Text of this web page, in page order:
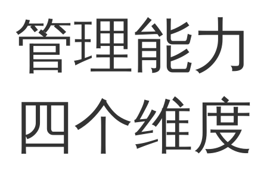
管理能力
四个维度